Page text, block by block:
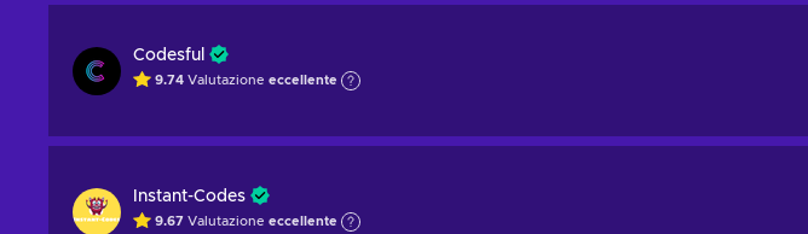
Codesful
9.74 Valutazione eccellente
Instant-Codes
9.67 Valutazione eccellente